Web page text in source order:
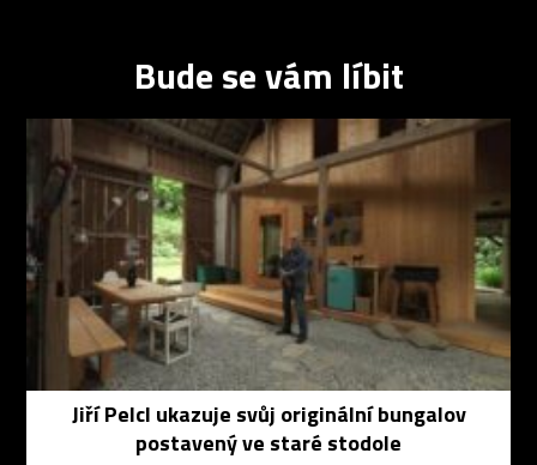
Bude se vám líbit
Jiří Pelcl ukazuje svůj originální bungalov
postavený ve staré stodole